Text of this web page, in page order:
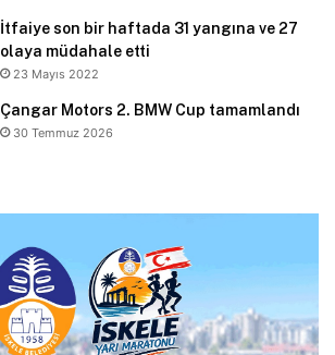
İtfaiye son bir haftada 31 yangına ve 27
olaya müdahale etti
23 Mayıs 2022
Çangar Motors 2. BMW Cup tamamlandı
30 Temmuz 2026